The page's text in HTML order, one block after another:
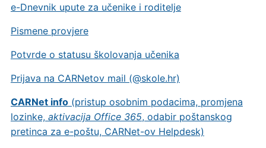
e-Dnevnik upute za učenike i roditelje
Pismene provjere
Potvrde o statusu školovanja učenika
Prijava na CARNetov mail (@skole.hr)
CARNet info(pristup osobnim podacima, promjena
lozinke, aktivacija Office 365, odabir poštanskog
pretinca za e-poštu, CARNet-ov Helpdesk)